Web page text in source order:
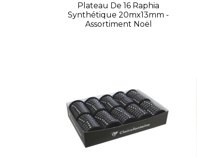
Plateau De 16 Raphia
Synthétique 20mx13mm -
Assortiment Noël